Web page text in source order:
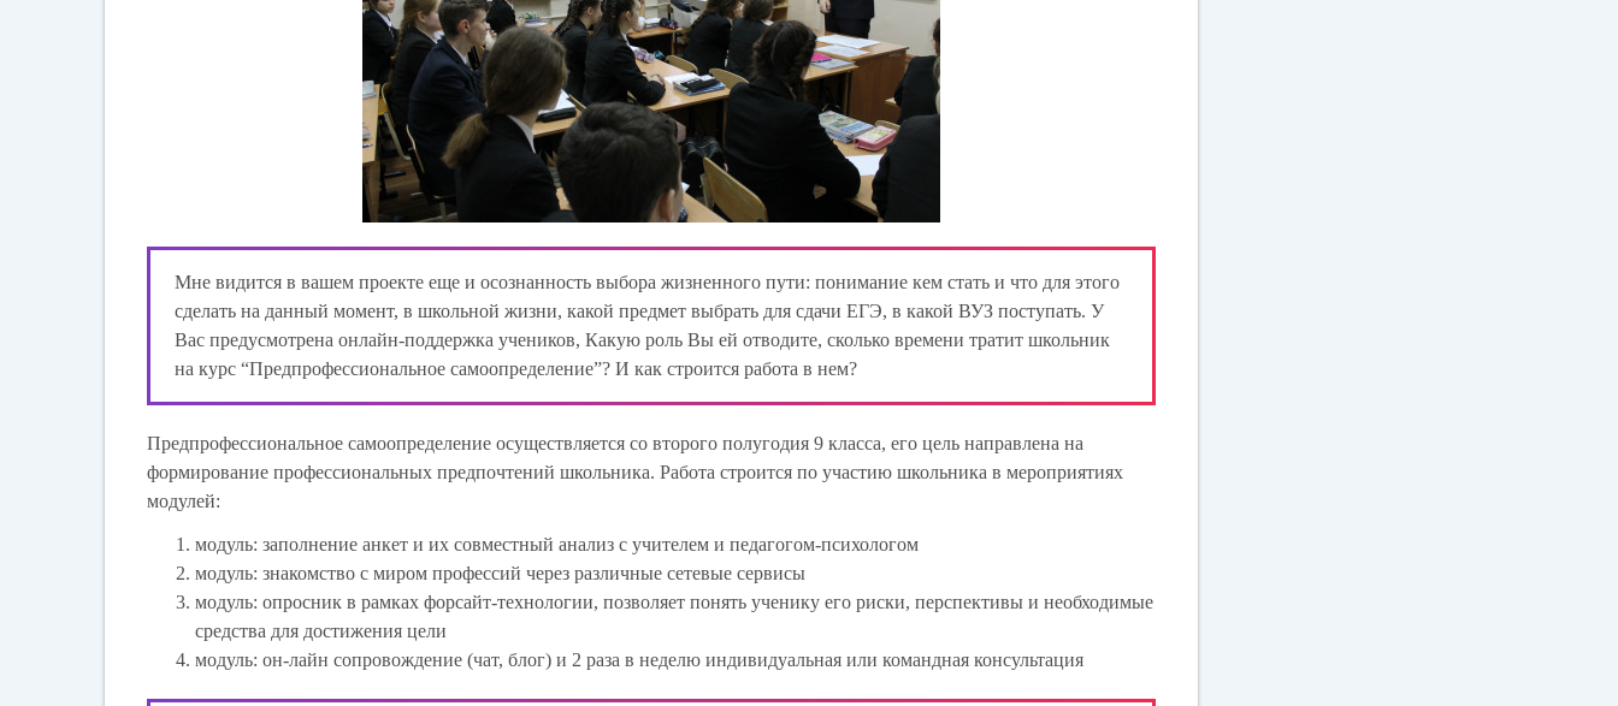
Мне видится в вашем проекте еще и осознанность выбора жизненного пути: понимание кем стать и что для этого
сделать на данный момент, в школьной жизни, какой предмет выбрать для сдачи ЕГЭ, в какой ВУЗ поступать. У
Вас предусмотрена онлайн-поддержка учеников, Какую роль Вы ей отводите, сколько времени тратит школьник
на курс “Предпрофессиональное самоопределение”? И как строится работа в нем?
Предпрофессиональное самоопределение осуществляется со второго полугодия 9 класса, его цель направлена на
формирование профессиональных предпочтений школьника. Работа строится по участию школьника в мероприятиях
модулей:
модуль: заполнение анкет и их совместный анализ с учителем и педагогом-психологом
модуль: знакомство с миром профессий через различные сетевые сервисы
модуль: опросник в рамках форсайт-технологии, позволяет понять ученику его риски, перспективы и необходимые
средства для достижения цели
модуль: он-лайн сопровождение (чат, блог) и 2 раза в неделю индивидуальная или командная консультация